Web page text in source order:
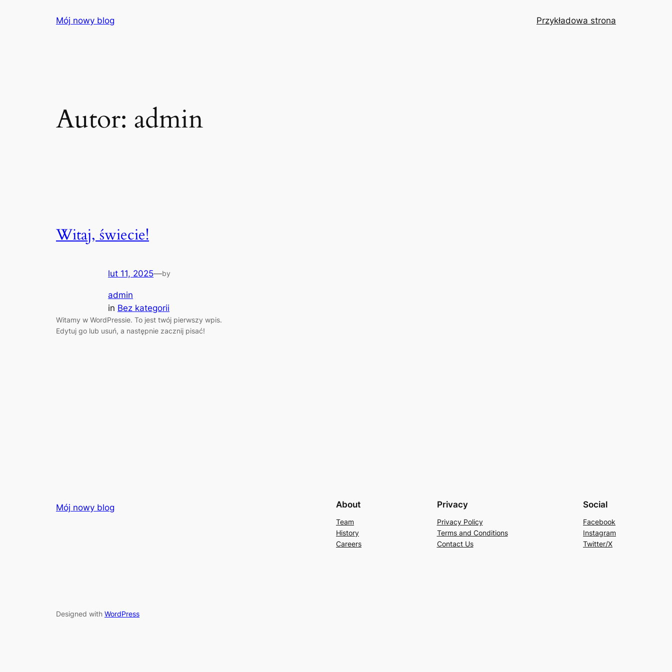
Mój nowy blog Przykładowa strona
Autor: admin
Witaj, świecie!
lut 11, 2025—by
admin
in Bez kategorii
Witamy w WordPressie. To jest twój pierwszy wpis.
Edytuj go lub usuń, a następnie zacznij pisać!
Mój nowy blog About
Team
History
Careers
Privacy
Privacy Policy
Terms and Conditions
Contact Us
Social
Facebook
Instagram
Twitter/X
Designed with WordPress